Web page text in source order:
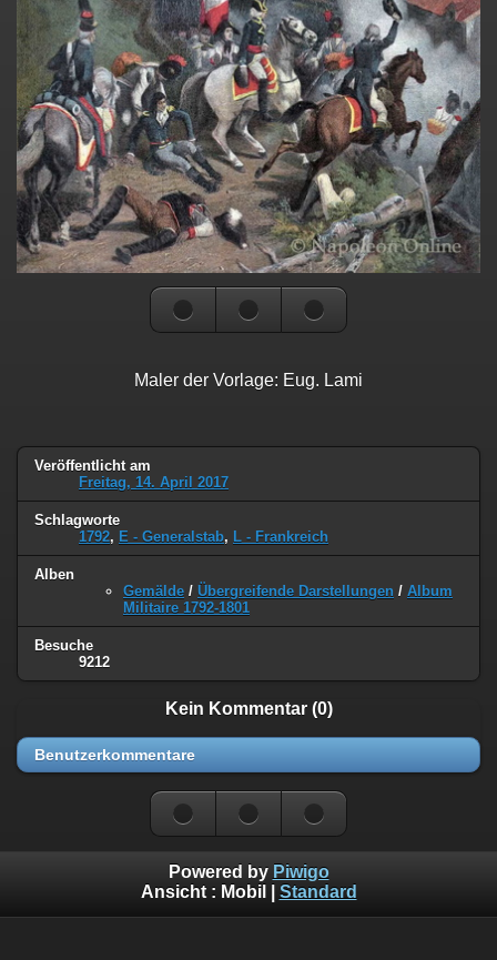
Maler der Vorlage: Eug. Lami
Veröffentlicht am
Freitag, 14. April 2017
Schlagworte
1792, E - Generalstab, L - Frankreich
Alben
Gemälde / Übergreifende Darstellungen / Album
Militaire 1792-1801
Besuche
9212
Kein Kommentar (0)
Benutzerkommentare
Powered by Piwigo
Ansicht : Mobil Standard